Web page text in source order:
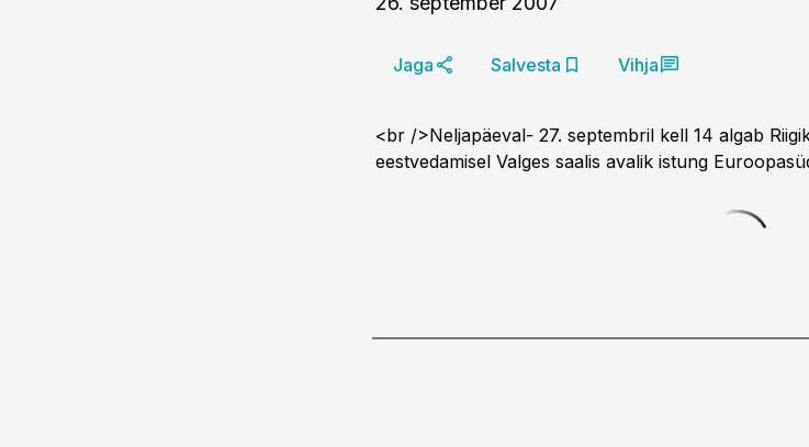
Jaga Salvesta Vihja
<br />Neljapäeval- 27. septembril kell 14 algab
eestvedamisel Valges saalis avalik istung